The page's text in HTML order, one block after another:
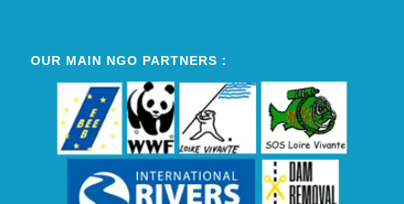
OUR MAIN NGO PARTNERS :